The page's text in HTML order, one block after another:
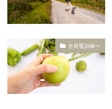
全荷重訓練〜